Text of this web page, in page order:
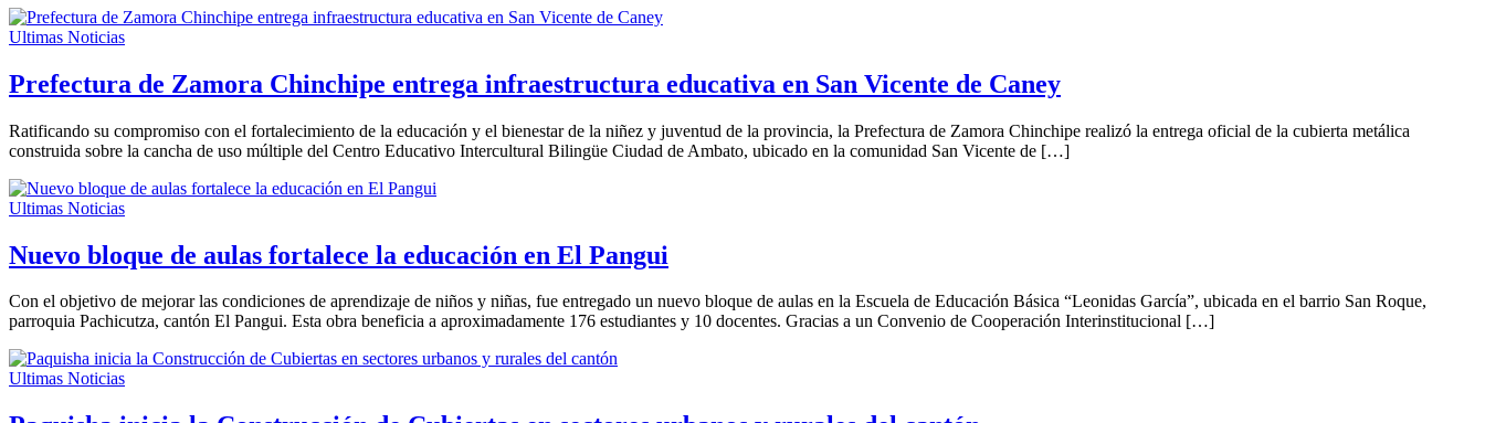
Ultimas Noticias
Prefectura de Zamora Chinchipe entrega infraestructura educativa en San Vicente de Caney
Ratificando su compromiso con el fortalecimiento de la educación y el bienestar de la niñez y juventud de la provincia, la Prefectura de Zamora Chinchipe realizó la entrega oficial de la cubierta metálica
construida sobre la cancha de uso múltiple del Centro Educativo Intercultural Bilingüe Ciudad de Ambato, ubicado en la comunidad San Vicente de […]
Ultimas Noticias
Nuevo bloque de aulas fortalece la educación en El Pangui
Con el objetivo de mejorar las condiciones de aprendizaje de niños y niñas, fue entregado un nuevo bloque de aulas en la Escuela de Educación Básica “Leonidas García”, ubicada en el barrio San Roque,
parroquia Pachicutza, cantón El Pangui. Esta obra beneficia a aproximadamente 176 estudiantes y 10 docentes. Gracias a un Convenio de Cooperación Interinstitucional […]
Ultimas Noticias